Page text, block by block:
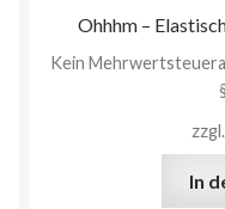
Ohhhm –
Kein
zzgl.
In